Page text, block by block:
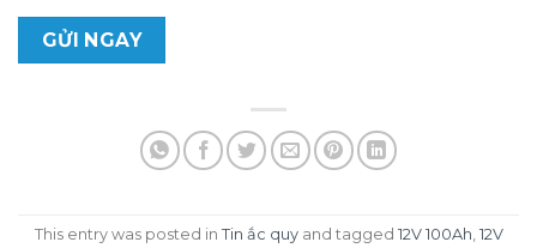
This entry was posted in Tin ắc quyand tagged 12V 100Ah, 12V